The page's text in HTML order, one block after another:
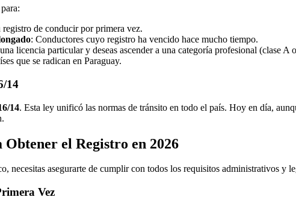
registro de conducir por primera vez.
: Conductores cuyo registro ha vencido hace mucho tiempo.
licencia particular y deseas ascender a una categoría profesional (clase
que se radican en Paraguay.
14
14. Esta ley unificó las normas de tránsito en todo el país. Hoy en día,
el Registro en 2026
necesitas asegurarte de cumplir con todos los requisitos administrativos
Vez